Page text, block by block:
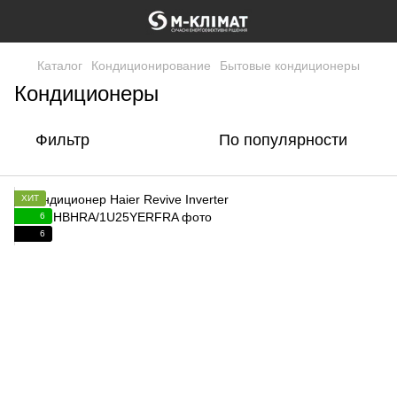
Каталог Кондиционирование Бытовые кондиционеры
Кондиционеры
Фильтр По популярности
ХИТ
6
6